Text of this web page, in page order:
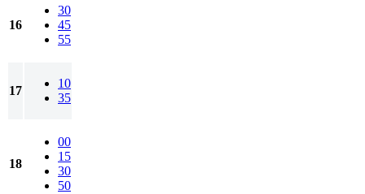
16
30
45
55
17
10
35
18
00
15
30
50